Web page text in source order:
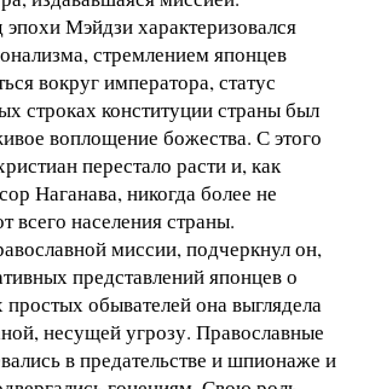
Мэйдзи характеризовался
стремлением японцев
вокруг императора, статус
строках конституции страны был
воплощение божества. С этого
перестало расти и, как
Наганава, никогда более не
всего населения страны.
миссии, подчеркнул он,
представлений японцев о
простых обывателей она выглядела
несущей угрозу. Православные
в предательстве и шпионаже и